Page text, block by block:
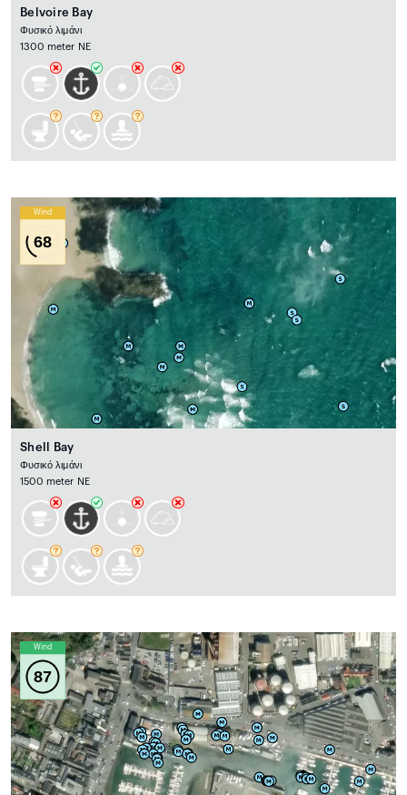
Belvoire Bay
Φυσικό λιμάνι
1300 meter NE
Wind
68
Shell Bay
Φυσικό λιμάνι
1500 meter NE
Wind
87